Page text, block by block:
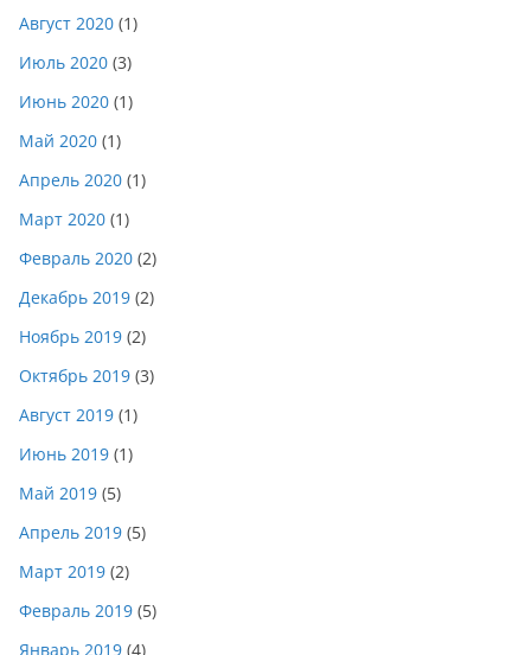
Август 2020 (1)
Июль 2020 (3)
Июнь 2020 (1)
Май 2020 (1)
Апрель 2020 (1)
Март 2020 (1)
Февраль 2020 (2)
Декабрь 2019 (2)
Ноябрь 2019 (2)
Октябрь 2019 (3)
Август 2019 (1)
Июнь 2019 (1)
Май 2019 (5)
Апрель 2019 (5)
Март 2019 (2)
Февраль 2019 (5)
Январь 2019 (4)